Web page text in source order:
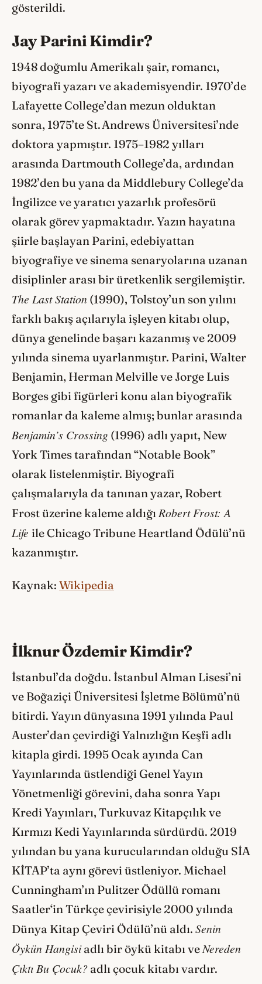
gösterildi.
Jay Parini Kimdir?
1948 doğumlu Amerikalı şair, romancı,
biyografi yazarı ve akademisyendir. 1970’de
Lafayette College’dan mezun olduktan
sonra, 1975’te St. Andrews Üniversitesi’nde
doktora yapmıştır. 1975–1982 yılları
arasında Dartmouth College’da, ardından
1982’den bu yana da Middlebury College’da
İngilizce ve yaratıcı yazarlık profesörü
olarak görev yapmaktadır. Yazın hayatına
şiirle başlayan Parini, edebiyattan
biyografiye ve sinema senaryolarına uzanan
disiplinler arası bir üretkenlik sergilemiştir.
The Last Station (1990), Tolstoy’un son yılını
farklı bakış açılarıyla işleyen kitabı olup,
dünya genelinde başarı kazanmış ve 2009
yılında sinema uyarlanmıştır. Parini, Walter
Benjamin, Herman Melville ve Jorge Luis
Borges gibi figürleri konu alan biyografik
romanlar da kaleme almış; bunlar arasında
Benjamin’s Crossing (1996) adlı yapıt, New
York Times tarafından “Notable Book”
olarak listelenmiştir. Biyografi
çalışmalarıyla da tanınan yazar, Robert
Frost üzerine kaleme aldığı Robert Frost: A
Life ile Chicago Tribune Heartland Ödülü’nü
kazanmıştır.
Kaynak: Wikipedia
İlknur Özdemir Kimdir?
İstanbul’da doğdu. İstanbul Alman Lisesi’ni
ve Boğaziçi Üniversitesi İşletme Bölümü’nü
bitirdi. Yayın dünyasına 1991 yılında Paul
Auster’dan çevirdiği Yalnızlığın Keşfi adlı
kitapla girdi. 1995 Ocak ayında Can
Yayınlarında üstlendiği Genel Yayın
Yönetmenliği görevini, daha sonra Yapı
Kredi Yayınları, Turkuvaz Kitapçılık ve
Kırmızı Kedi Yayınlarında sürdürdü. 2019
yılından bu yana kurucularından olduğu SİA
KİTAP’ta aynı görevi üstleniyor. Michael
Cunningham’ın Pulitzer Ödüllü romanı
Saatler‘in Türkçe çevirisiyle 2000 yılında
Dünya Kitap Çeviri Ödülü’nü aldı. Senin
Öykün Hangisiadlı bir öykü kitabı veNereden
Çıktı Bu Çocuk? adlı çocuk kitabı vardır.